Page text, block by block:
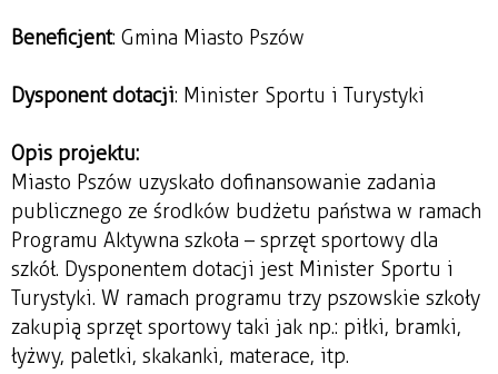
Beneficjent: Gmina Miasto Pszów
Dysponent dotacji: Minister Sportu i Turystyki
Opis projektu:
Miasto Pszów uzyskało dofinansowanie zadania
publicznego ze środków budżetu państwa w ramach
Programu Aktywna szkoła – sprzęt sportowy dla
szkół. Dysponentem dotacji jest Minister Sportu i
Turystyki. W ramach programu trzy pszowskie szkoły
zakupią sprzęt sportowy taki jak np.: piłki, bramki,
łyżwy, paletki, skakanki, materace, itp.